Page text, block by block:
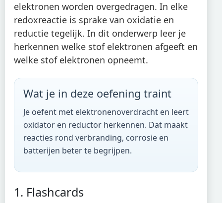
elektronen worden overgedragen. In elke
redoxreactie is sprake van oxidatie en
reductie tegelijk. In dit onderwerp leer je
herkennen welke stof elektronen afgeeft en
welke stof elektronen opneemt.
Wat je in deze oefening traint
Je oefent met elektronenoverdracht en leert
oxidator en reductor herkennen. Dat maakt
reacties rond verbranding, corrosie en
batterijen beter te begrijpen.
1. Flashcards